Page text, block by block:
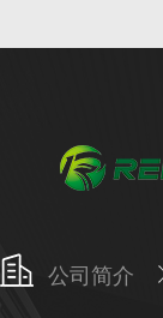
公司简介